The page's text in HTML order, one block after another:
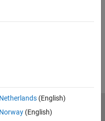
Netherlands(English)
Norway(English)
sulla privacy